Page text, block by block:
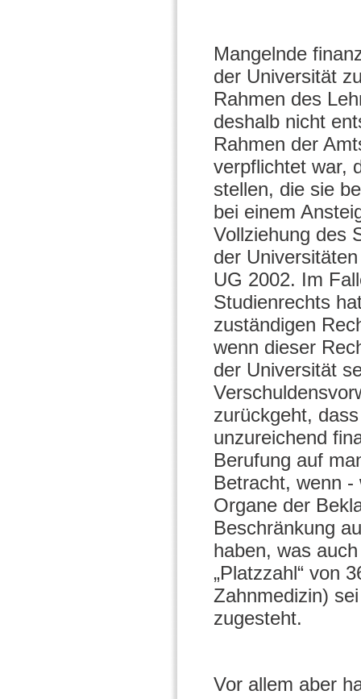
Mangelnde
der Universität
Rahmen des
deshalb nicht
Rahmen der
verpflichtet war,
stellen, die sie
bei einem
Vollziehung des
der
UG 2002. Im
Studienrechts
zuständigen
wenn dieser
der Universität
zurückgeht,
unzureichend
Berufung auf
Betracht, wenn -
Organe der
Beschränkung
haben, was
„Platzzahl“ von
Zahnmedizin)
zugesteht.
Vor allem aber